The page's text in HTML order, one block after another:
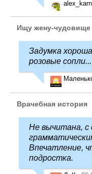
Ищу жену-чудовище
Задумка
розовые сопли...
Врачебная история
Не вычитана, с
Впечатление,
подростка.